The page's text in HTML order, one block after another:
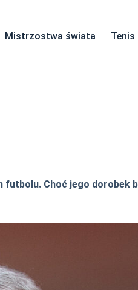
Mistrzostwa świata Tenis
Choć jego